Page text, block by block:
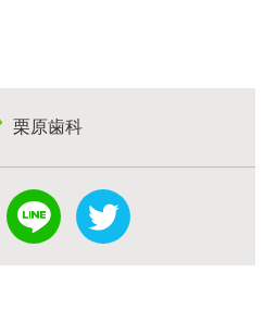
栗原歯科